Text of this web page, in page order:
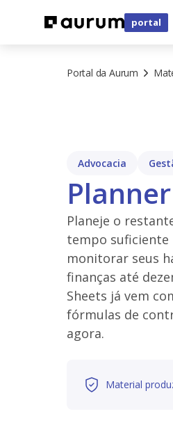
portal
Portal da Aurum
Advocacia
Planeje o
tempo
monitorar seus
finanças até
Sheets já vem
fórmulas de
agora.
Material